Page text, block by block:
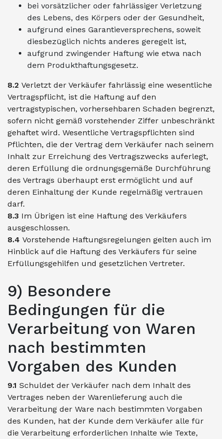
bei vorsätzlicher oder fahrlässiger Verletzung
des Lebens, des Körpers oder der Gesundheit,
aufgrund eines Garantieversprechens, soweit
diesbezüglich nichts anderes geregelt ist,
aufgrund zwingender Haftung wie etwa nach
dem Produkthaftungsgesetz.
8.2 Verletzt der Verkäufer fahrlässig eine wesentliche
Vertragspflicht, ist die Haftung auf den
vertragstypischen, vorhersehbaren Schaden begrenzt,
sofern nicht gemäß vorstehender Ziffer unbeschränkt
gehaftet wird. Wesentliche Vertragspflichten sind
Pflichten, die der Vertrag dem Verkäufer nach seinem
Inhalt zur Erreichung des Vertragszwecks auferlegt,
deren Erfüllung die ordnungsgemäße Durchführung
des Vertrags überhaupt erst ermöglicht und auf
deren Einhaltung der Kunde regelmäßig vertrauen
darf.
8.3 Im Übrigen ist eine Haftung des Verkäufers
ausgeschlossen.
8.4 Vorstehende Haftungsregelungen gelten auch im
Hinblick auf die Haftung des Verkäufers für seine
Erfüllungsgehilfen und gesetzlichen Vertreter.
9) Besondere
Bedingungen für die
Verarbeitung von Waren
nach bestimmten
Vorgaben des Kunden
9.1 Schuldet der Verkäufer nach dem Inhalt des
Vertrages neben der Warenlieferung auch die
Verarbeitung der Ware nach bestimmten Vorgaben
des Kunden, hat der Kunde dem Verkäufer alle für
die Verarbeitung erforderlichen Inhalte wie Texte,